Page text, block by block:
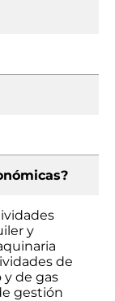
y
de
y de gas
gestión